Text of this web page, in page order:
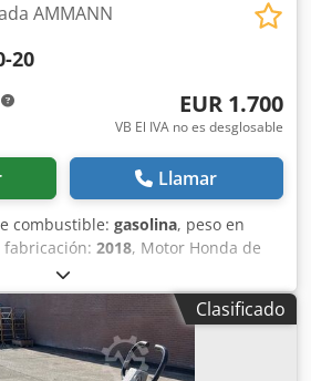
AMMANN
20
EUR 1.700
VB El IVA no es desglosable
Llamar
combustible: gasolina, peso en
fabricación: 2018, Motor Honda de
Peso: 199 kg Fuerza de
H Hvjfx Ak Usr Ancho de la placa:
adelante/hacia atrás. Precio: 1.700
varias unidades en stock!
Clasificado